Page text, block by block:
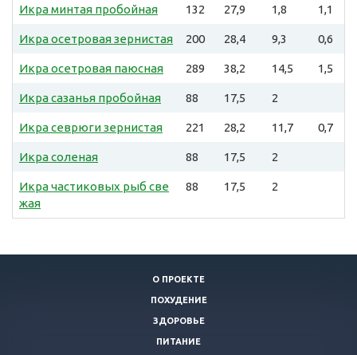
Икра минтая пробойная 132 27,9 1,8 1,1
Икра осетровая зернистая 200 28,4 9,3 0,6
Икра осетровая паюсная 289 38,2 14,5 1,5
Икра сазанья пробойная 88 17,5 2
Икра севрюги зернистая 221 28,2 11,7 0,7
Икра соленая 88 17,5 2
Икра частиковых рыб све
жая
88 17,5 2
О ПРОЕКТЕ
ПОХУДЕНИЕ
ЗДОРОВЬЕ
ПИТАНИЕ